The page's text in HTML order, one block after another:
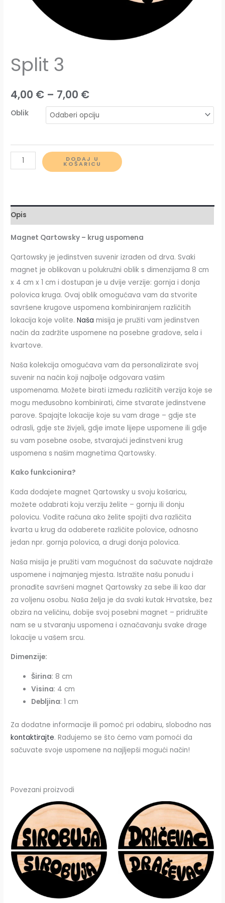
Split 3
4,00 € – 7,00 €Raspon
cijena:
4,00 €
do
Oblik
Split
3
DODAJ U
KOŠARICU
Opis
Magnet Qartowsky – krug uspomena
Qartowsky je jedinstven suvenir izrađen od drva. Svaki
magnet je oblikovan u polukružni oblik s dimenzijama 8 cm
x 4 cm x 1 cm i dostupan je u dvije verzije: gornja i donja
polovica kruga. Ovaj oblik omogućava vam da stvorite
savršene krugove uspomena kombiniranjem različitih
lokacija koje volite.Naša misija je pružiti vam jedinstven
način da zadržite uspomene na posebne gradove, sela i
kvartove.
Naša kolekcija omogućava vam da personalizirate svoj
suvenir na način koji najbolje odgovara vašim
uspomenama. Možete birati između različitih verzija koje se
mogu međusobno kombinirati, čime stvarate jedinstvene
parove. Spajajte lokacije koje su vam drage – gdje ste
odrasli, gdje ste živjeli, gdje imate lijepe uspomene ili gdje
su vam posebne osobe, stvarajući jedinstveni krug
uspomena s našim magnetima Qartowsky.
Kako funkcionira?
Kada dodajete magnet Qartowsky u svoju košaricu,
možete odabrati koju verziju želite – gornju ili donju
polovicu. Vodite računa ako želite spojiti dva različita
kvarta u krug da odaberete različite polovice, odnosno
jedan npr. gornja polovica, a drugi donja polovica.
Naša misija je pružiti vam mogućnost da sačuvate najdraže
uspomene i najmanjeg mjesta. Istražite našu ponudu i
pronađite savršeni magnet Qartowsky za sebe ili kao dar
za voljenu osobu. Naša želja je da svaki kutak Hrvatske, bez
obzira na veličinu, dobije svoj posebni magnet – pridružite
nam se u stvaranju uspomena i označavanju svake drage
lokacije u vašem srcu.
Dimenzije:
Širina: 8 cm
Visina: 4 cm
Debljina: 1 cm
Za dodatne informacije ili pomoć pri odabiru, slobodno nas
kontaktirajte. Radujemo se što ćemo vam pomoći da
sačuvate svoje uspomene na najljepši mogući način!
Povezani proizvodi